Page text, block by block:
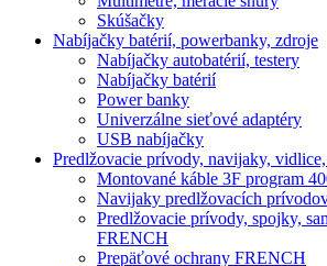
Skúšačky
Nabíjačky batérií, powerbanky, zdroje
Nabíjačky autobatérií, testery
Nabíjačky batérií
Power banky
Univerzálne sieťové adaptéry
USB nabíjačky
Predlžovacie prívody, navijaky,
Montované káble 3F program
Navijaky predlžovacích
Predlžovacie prívody, spojky,
FRENCH
Prepäťové ochrany FRENCH